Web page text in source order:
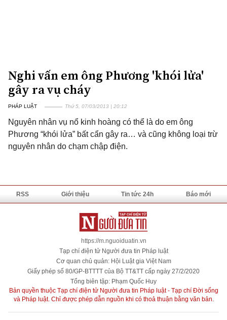
Nghi vấn em ông Phương 'khói lửa'
gây ra vụ cháy
PHÁP LUẬT Thứ 5, 07/03/2013 | 20:12
Nguyên nhân vụ nổ kinh hoàng có thể là do em ông
Phương “khói lửa” bất cẩn gây ra… và cũng không loại trừ
nguyên nhân do chạm chập điện.
RSS Giới thiệu Tin tức 24h Báo mới
https://m.nguoiduatin.vn
Tạp chí điện tử Người đưa tin Pháp luật
Cơ quan chủ quản: Hội Luật gia Việt Nam
Giấy phép số 80/GP-BTTTT của Bộ TT&TT cấp ngày 27/2/2020
Tổng biên tập: Phạm Quốc Huy
Bản quyền thuộc Tạp chí điện tử Người đưa tin Pháp luật - Tạp chí Đời sống
và Pháp luật. Chỉ được phép dẫn nguồn khi có thoả thuận bằng văn bản.